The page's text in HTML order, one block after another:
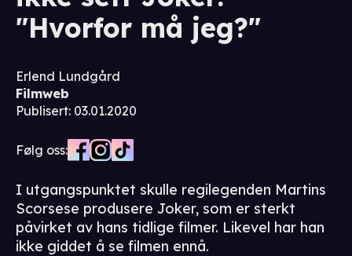
"Hvorfor må jeg?"
Erlend Lundgård
Filmweb
Publisert: 03.01.2020
Følg oss:
I utgangspunktet skulle regilegenden Martins
Scorsese produsere Joker, som er sterkt
påvirket av hans tidlige filmer. Likevel har han
ikke giddet å se filmen ennå.